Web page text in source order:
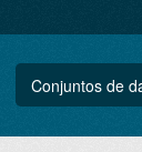
Conjuntos de